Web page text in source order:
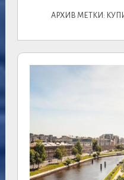
АРХИВ МЕТКИ: